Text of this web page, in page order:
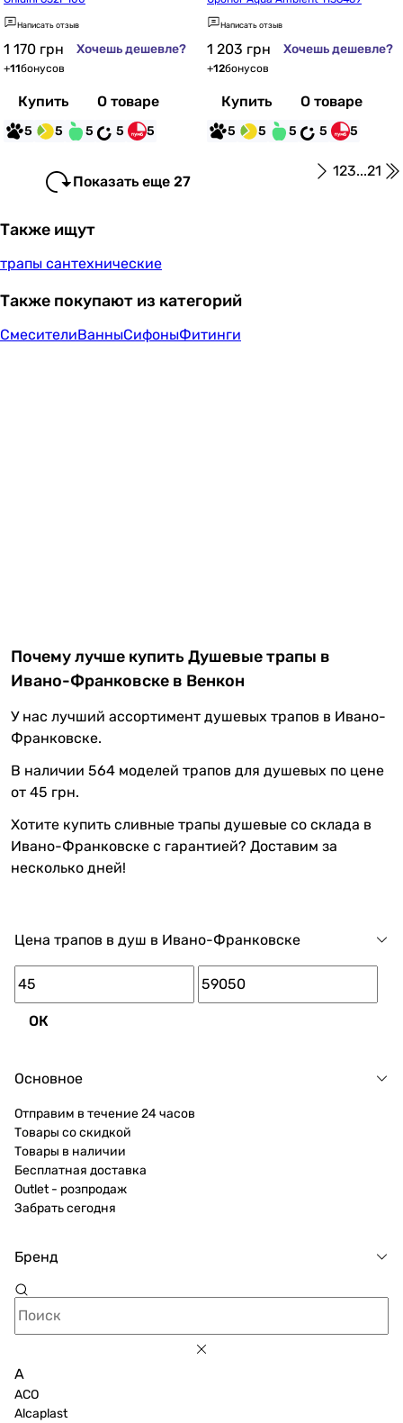
Написать отзыв
1 170 грн Хочешь дешевле?
+11бонусов
Купить О товаре
5 5 5 5 5
Написать отзыв
1 203 грн Хочешь дешевле?
+12бонусов
Купить О товаре
5 5 5 5 5
Показать еще 27
123...21
Также ищут
трапы сантехнические
Также покупают из категорий
СмесителиВанныСифоныФитинги
Почему лучше купить Душевые трапы в
Ивано-Франковске в Венкон
У нас лучший ассортимент душевых трапов в Ивано-
Франковске.
В наличии 564 моделей трапов для душевых по цене
от 45 грн.
Хотите купить сливные трапы душевые со склада в
Ивано-Франковске с гарантией? Доставим за
несколько дней!
Цена трапов в душ в Ивано-Франковске
ОК
Основное
Отправим в течение 24 часов
Товары со скидкой
Товары в наличии
Бесплатная доставка
Outlet - розпродаж
Забрать сегодня
Бренд
A
ACO
Alcaplast